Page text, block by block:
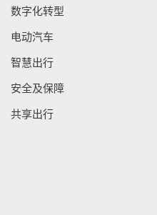
数字化转型
电动汽车
智慧出行
安全及保障
共享出行